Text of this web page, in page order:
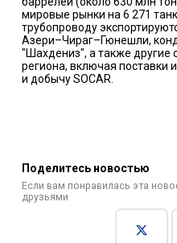
мировые рынки на 6 271
трубопроводу
Азери–Чираг–Гюнешли,
"Шахдениз", а также другие
региона, включая поставки
и добычу SOCAR.
Поделитесь новостью
Если вам понравилась эта
друзьями